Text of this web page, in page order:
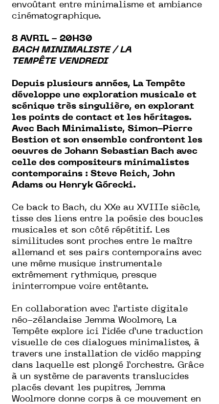
envoûtant entre minimalisme et ambiance
cinématographique.
8 AVRIL - 20H30
BACH MINIMALISTE / LA
TEMPÊTE VENDREDI
Depuis plusieurs années, La Tempête
développe une exploration musicale et
scénique très singulière, en explorant
les points de contact et les héritages.
Avec Bach Minimaliste, Simon-Pierre
Bestion et son ensemble confrontent les
oeuvres de Johann Sebastian Bach avec
celle des compositeurs minimalistes
contemporains : Steve Reich, John
Adams ou Henryk Górecki.
Ce back to Bach, du XXe au XVIIIe siècle,
tisse des liens entre la poésie des boucles
musicales et son côté répétitif. Les
similitudes sont proches entre le maître
allemand et ses pairs contemporains avec
une même musique instrumentale
extrêmement rythmique, presque
ininterrompue voire entêtante.
En collaboration avec l’artiste digitale
néo-zélandaise Jemma Woolmore, La
Tempête explore ici l’idée d’une traduction
visuelle de ces dialogues minimalistes, à
travers une installation de vidéo mapping
dans laquelle est plongé l’orchestre. Grâce
à un système de paravents translucides
placés devant les pupitres, Jemma
Woolmore donne corps à ce mouvement en